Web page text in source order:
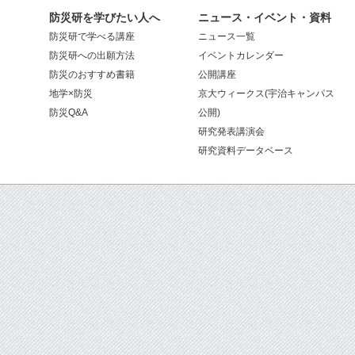
防災研を学びたい人へ
防災研で学べる講座
防災研への出願方法
防災のおすすめ書籍
地学×防災
防災Q&A
ニュース・イベント・資料
ニュース一覧
イベントカレンダー
公開講座
京大ウィークス(宇治キャンパス
公開)
研究発表講演会
研究資料データベース